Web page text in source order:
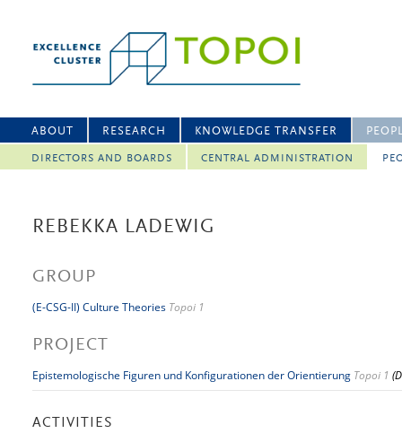
ABOUT RESEARCH KNOWLEDGE TRANSFER
DIRECTORS AND BOARDS CENTRAL ADMINISTRATION
REBEKKA LADEWIG
GROUP
(E-CSG-II) Culture Theories Topoi 1
PROJECT
Epistemologische Figuren und Konfigurationen der Orientierung Topoi 1
ACTIVITIES